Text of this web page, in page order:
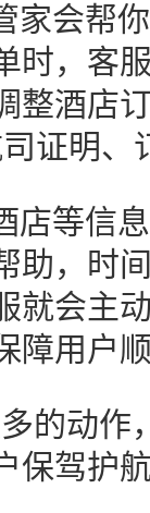
家会帮
时，客
整酒店
证明、
店等信
助，时
就会主
障用户
的动
保驾护